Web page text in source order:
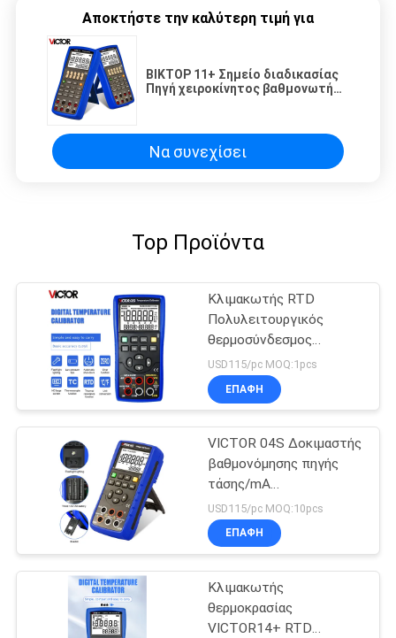
Αποκτήστε την καλύτερη τιμή για
ΒΙΚΤΟΡ 11+ Σημείο διαδικασίας
Πηγή χειροκίνητος βαθμονωτή
βαθμονωτής
Να συνεχίσει
Top Προϊόντα
Κλιμακωτής RTD
Πολυλειτουργικός
θερμοσύνδεσμος
Κλιμακωτής διεργασίας
Κλιμακωτής
θερμοκρασίας Tc και
USD115/pc MOQ:1pcs
ΕΠΑΦΉ
VICTOR 04S Δοκιμαστής
βαθμονόμησης πηγής
τάσης/mA
Χαρακτηριστικό
βαθμονόμησης
θερμοκρασίας
USD115/pc MOQ:10pcs
ΕΠΑΦΉ
Κλιμακωτής
θερμοκρασίας
VICTOR14+ RTD